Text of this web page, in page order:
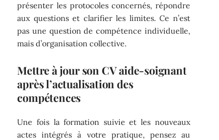
présenter les protocoles concernés, répondre
aux questions et clarifier les limites. Ce n’est
pas une question de compétence individuelle,
mais d’organisation collective.
Mettre à jour son CV aide-soignant
après l’actualisation des
compétences
Une fois la formation suivie et les nouveaux
actes intégrés à votre pratique, pensez au